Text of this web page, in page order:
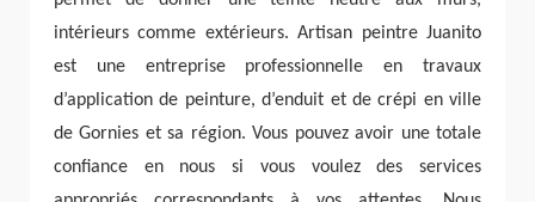
intérieurs comme extérieurs. Artisan peintre Juanito
est une entreprise professionnelle en travaux
d’application de peinture, d’enduit et de crépi en ville
de Gornies et sa région. Vous pouvez avoir une totale
confiance en nous si vous voulez des services